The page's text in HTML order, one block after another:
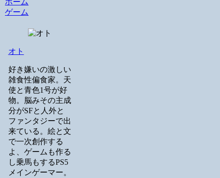
ゲーム
オト
好き嫌いの激しい
雑食性偏食家。天
使と青色1号が好
物。脳みその主成
分がSFと人外と
ファンタジーで出
来ている。絵と文
で一次創作する
よ、ゲームも作る
し乗馬もするPS5
メインゲーマー。